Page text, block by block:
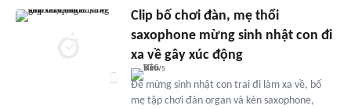
Clip bố chơi đàn, mẹ thổi
saxophone mừng sinh nhật con đi
xa về gây xúc động
Để mừng sinh nhật con trai đi làm xa về, bố
mẹ tập chơi đàn organ và kèn saxophone,